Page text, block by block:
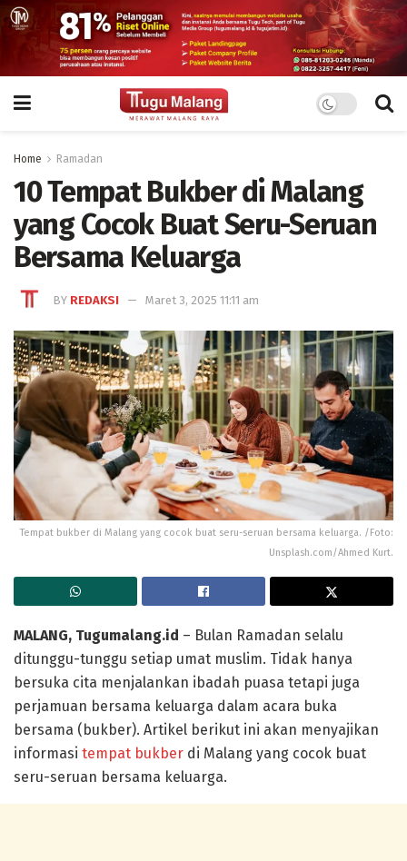
Home Ramadan
10 Tempat Bukber di Malang
yang Cocok Buat Seru-Seruan
Bersama Keluarga
BY REDAKSI Maret 3, 2025 11:11 am
Tempat bukber di Malang yang cocok buat seru-seruan bersama keluarga. /Foto:
Unsplash.com/Ahmed Kurt.
MALANG, Tugumalang.id – Bulan Ramadan selalu
ditunggu-tunggu setiap umat muslim. Tidak hanya
bersuka cita menjalankan ibadah puasa tetapi juga
perjamuan bersama keluarga dalam acara buka
bersama (bukber). Artikel berikut ini akan menyajikan
informasi tempat bukber di Malang yang cocok buat
seru-seruan bersama keluarga.